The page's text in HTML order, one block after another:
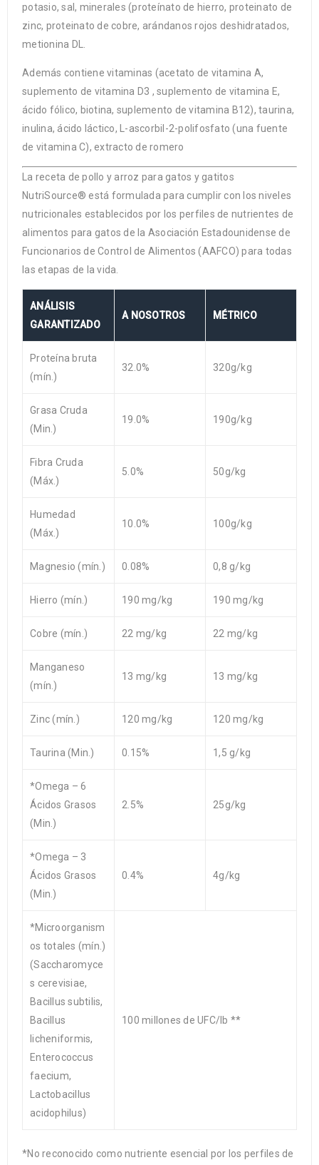
potasio, sal, minerales (proteínato de hierro, proteinato de
zinc, proteinato de cobre, arándanos rojos deshidratados,
metionina DL.
Además contiene vitaminas (acetato de vitamina A,
suplemento de vitamina D3 , suplemento de vitamina E,
ácido fólico, biotina, suplemento de vitamina B12), taurina,
inulina, ácido láctico, L-ascorbil-2-polifosfato (una fuente
de vitamina C), extracto de romero
La receta de pollo y arroz para gatos y gatitos
NutriSource® está formulada para cumplir con los niveles
nutricionales establecidos por los perfiles de nutrientes de
alimentos para gatos de la Asociación Estadounidense de
Funcionarios de Control de Alimentos (AAFCO) para todas
las etapas de la vida.
ANÁLISIS
GARANTIZADO
A NOSOTROS MÉTRICO
Proteína bruta
(mín.)
32.0% 320g/kg
Grasa Cruda
(Min.)
19.0% 190g/kg
Fibra Cruda
(Máx.)
5.0% 50g/kg
Humedad
(Máx.)
10.0% 100g/kg
Magnesio (mín.) 0.08% 0,8 g/kg
Hierro (mín.) 190 mg/kg 190 mg/kg
Cobre (mín.) 22 mg/kg 22 mg/kg
Manganeso
(mín.)
13 mg/kg 13 mg/kg
Zinc (mín.) 120 mg/kg 120 mg/kg
Taurina (Min.) 0.15% 1,5 g/kg
*Omega – 6
Ácidos Grasos
(Min.)
2.5% 25g/kg
*Omega – 3
Ácidos Grasos
(Min.)
0.4% 4g/kg
*Microorganism
os totales (mín.)
(Saccharomyce
s cerevisiae,
Bacillus subtilis,
Bacillus
licheniformis,
Enterococcus
faecium,
Lactobacillus
acidophilus)
100 millones de UFC/lb **
*No reconocido como nutriente esencial por los perfiles de